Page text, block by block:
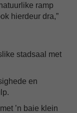
ramp
hierdeur dra,”
stadsaal met
en
’n baie klein